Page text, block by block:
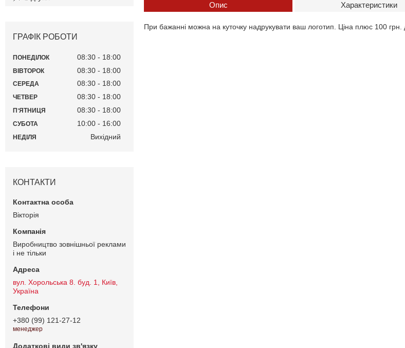
Опис Характеристики
При бажанні можна на куточку надрукувати ваш логотип. Ціна плюс 100 грн.
ГРАФІК РОБОТИ
ПОНЕДІЛОК 08:30 18:00
ВІВТОРОК 08:30 18:00
СЕРЕДА 08:30 18:00
ЧЕТВЕР 08:30 18:00
ПʼЯТНИЦЯ 08:30 18:00
СУБОТА 10:00 16:00
НЕДІЛЯ Вихідний
КОНТАКТИ
Вiкторiя
Виробництво зовнішньої реклами
і не тільки
вул. Хорольська 8. буд. 1, Київ,
Україна
+380 (99) 121-27-12
менеджер